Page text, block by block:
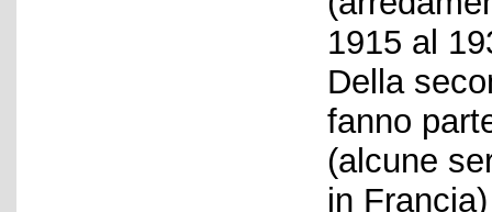
1915 al
Della
fanno
(alcune
in